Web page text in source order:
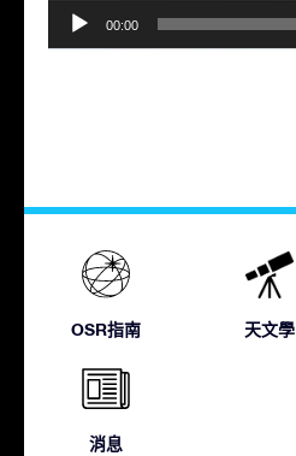
00:00
OSR指南 天文學
消息